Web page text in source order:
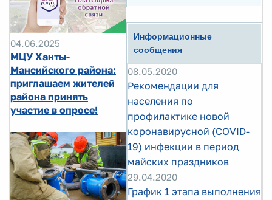
04.06.2025
МЦУ Ханты-
Мансийского района:
приглашаем жителей
района принять
участие в опросе!
Информационные
сообщения
08.05.2020
Рекомендации для
населения по
профилактике новой
коронавирусной (COVID-
19) инфекции в период
майских праздников
29.04.2020
График 1 этапа выполнения